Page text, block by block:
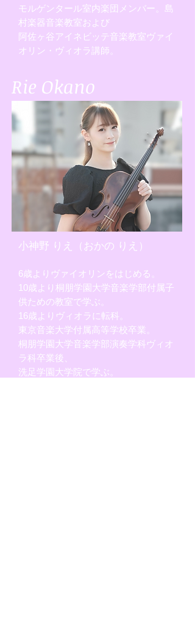
モルゲンタール室内楽団メンバー。島
村楽器音楽教室および
阿佐ヶ谷アイネビッテ音楽教室ヴァイ
オリン・ヴィオラ講師。
Rie Okano
小神野 りえ（おかの りえ）
6歳よりヴァイオリンをはじめる。
10歳より桐朋学園大学音楽学部付属子
供ための教室で学ぶ。
16歳よりヴィオラに転科。
東京音楽大学付属高等学校卒業。
桐朋学園大学音楽学部演奏学科ヴィオ
ラ科卒業後、
洗足学園大学院で学ぶ。